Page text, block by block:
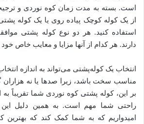
است. بسته به مدت زمان کوه نوردی و
از یک کوله کوچک پیاده روی یا یک کوله
استفاده کنید. هر دو نوع کوله پشتی
دارند. هر کدام از آنها مزایا و معایب خاص خود
انتخاب یک کوله‌پشتی می‌تواند به اندازه
مناسب سخت باشد، زیرا صدها یا نه هزاران
بر این، کوله پشتی کوه نوردی شما تقریباً
راحتی شما مهم است. به همین دلیل این
امیدواریم که به شما کمک کند که بهترین